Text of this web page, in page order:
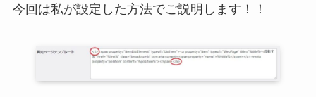
今回は私が設定した方法でご説明します！！